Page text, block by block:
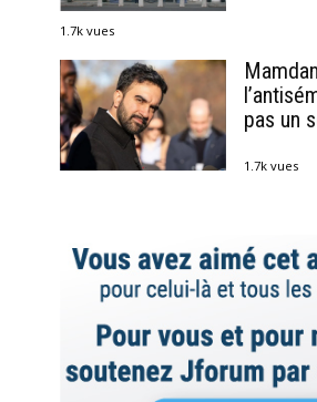
1.7k vues
pas un
1.7k vues